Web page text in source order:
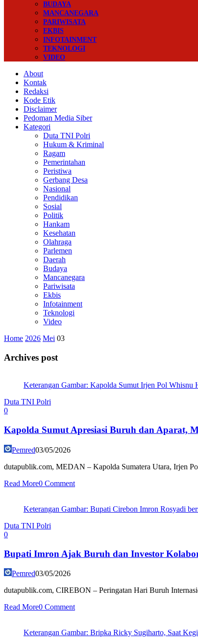
BUDAYA
MANCANEGARA
PARIWISATA
EKBIS
INFOTAINMENT
TEKNOLOGI
VIDEO
About
Kontak
Redaksi
Kode Etik
Disclaimer
Pedoman Media Siber
Kategori
Duta TNI Polri
Hukum & Kriminal
Ragam
Pemerintahan
Peristiwa
Gerbang Desa
Nasional
Pendidikan
Sosial
Politik
Hankam
Kesehatan
Olahraga
Parlemen
Daerah
Budaya
Mancanegara
Pariwisata
Ekbis
Infotainment
Teknologi
Video
Home 2026 Mei 03
Archives post
Keterangan Gambar: Kapolda Sumut Irjen Pol Whisnu
Duta TNI Polri
0
Kapolda Sumut Apresiasi Buruh dan Aparat,
Pemred03/05/2026
dutapublik.com, MEDAN – Kapolda Sumatera Utara, Irjen
Read More0 Comment
Keterangan Gambar: Bupati Cirebon Imron Rosyadi
Duta TNI Polri
0
Bupati Imron Ajak Buruh dan Investor
Pemred03/05/2026
dutapublik.com, CIREBON – Peringatan Hari Buruh
Read More0 Comment
Keterangan Gambar: Bripka Ricky Sugiharto, Saat